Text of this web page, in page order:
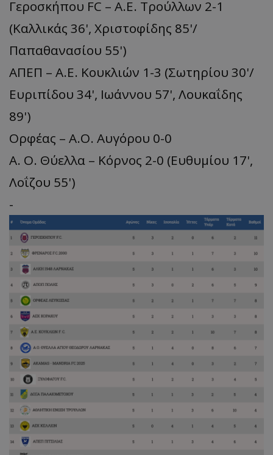
Γεροσκήπου FC – Α.Ε. Τρούλλων 2-1
(Καλλικάς 36', Χριστοφίδης 85'/
Παπαθανασίου 55')
ΑΠΕΠ – Α.Ε. Κουκλιών 1-3 (Σωτηρίου 30'/
Ευριπίδου 34', Iωάννου 57', Λουκαΐδης
89')
Ορφέας – Α.Ο. Αυγόρου 0-0
Α. Ο. Θύελλα – Κόρνος 2-0 (Ευθυμίου 17',
Λοΐζου 55')
-